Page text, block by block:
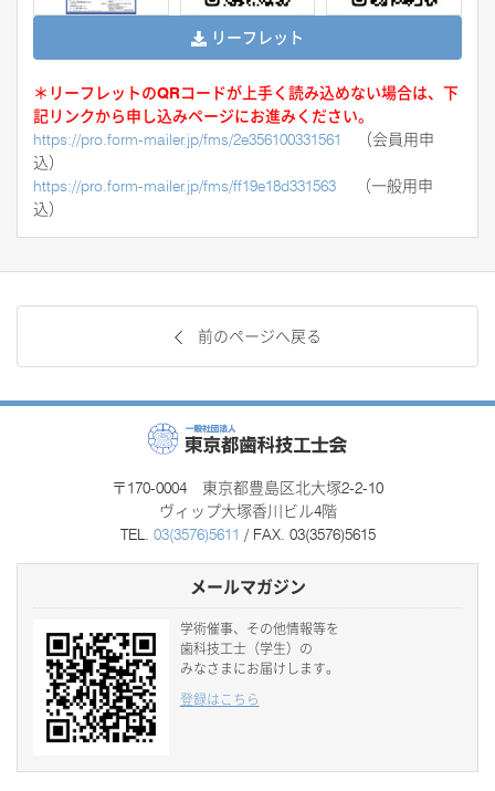
リーフレット
＊リーフレットのQRコードが上手く読み込めない場合は、下
記リンクから申し込みページにお進みください。
https://pro.form-mailer.jp/fms/2e356100331561
（会員用申
込）
https://pro.form-mailer.jp/fms/ff19e18d331563 （一般用申
込）
前のページへ戻る
〒170-0004 東京都豊島区北大塚2-2-10
ヴィップ大塚香川ビル4階
TEL. 03(3576)5611 / FAX. 03(3576)5615
メールマガジン
学術催事、その他情報等を
歯科技工士（学生）の
みなさまにお届けします。
登録はこちら